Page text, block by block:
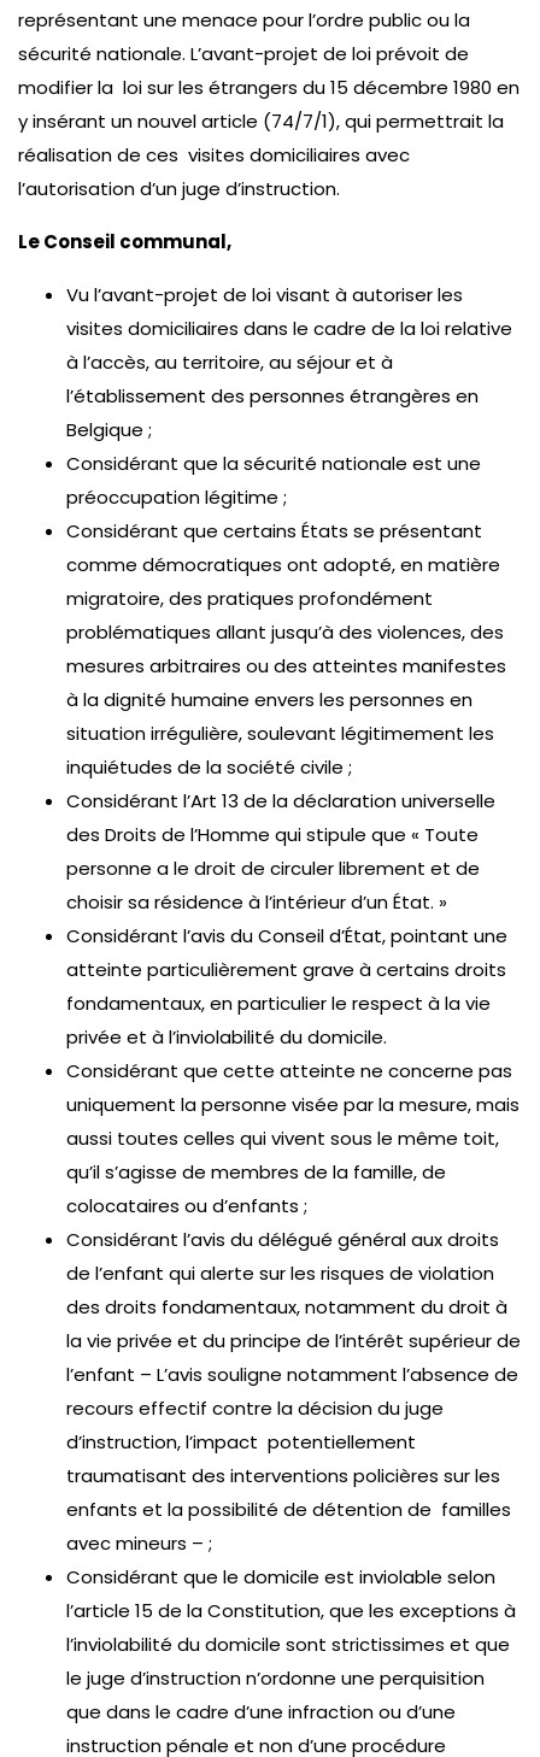
représentant une menace pour l’ordre public ou la
sécurité nationale. L’avant-projet de loi prévoit de
modifier la loi sur les étrangers du 15 décembre 1980 en
y insérant un nouvel article (74/7/1), qui permettrait la
réalisation de ces visites domiciliaires avec
l’autorisation d’un juge d’instruction.
Le Conseil communal,
Vu l’avant-projet de loi visant à autoriser les
visites domiciliaires dans le cadre de la loi relative
à l’accès, au territoire, au séjour et à
l’établissement des personnes étrangères en
Belgique ;
Considérant que la sécurité nationale est une
préoccupation légitime ;
Considérant que certains États se présentant
comme démocratiques ont adopté, en matière
migratoire, des pratiques profondément
problématiques allant jusqu’à des violences, des
mesures arbitraires ou des atteintes manifestes
à la dignité humaine envers les personnes en
situation irrégulière, soulevant légitimement les
inquiétudes de la société civile ;
Considérant l’Art 13 de la déclaration universelle
des Droits de l’Homme qui stipule que « Toute
personne a le droit de circuler librement et de
choisir sa résidence à l’intérieur d’un État. »
Considérant l’avis du Conseil d’État, pointant une
atteinte particulièrement grave à certains droits
fondamentaux, en particulier le respect à la vie
privée et à l’inviolabilité du domicile.
Considérant que cette atteinte ne concerne pas
uniquement la personne visée par la mesure, mais
aussi toutes celles qui vivent sous le même toit,
qu’il s’agisse de membres de la famille, de
colocataires ou d’enfants ;
Considérant l’avis du délégué général aux droits
de l’enfant qui alerte sur les risques de violation
des droits fondamentaux, notamment du droit à
la vie privée et du principe de l’intérêt supérieur de
l’enfant – L’avis souligne notamment l’absence de
recours effectif contre la décision du juge
d’instruction, l’impact potentiellement
traumatisant des interventions policières sur les
enfants et la possibilité de détention de familles
avec mineurs – ;
Considérant que le domicile est inviolable selon
l’article 15 de la Constitution, que les exceptions à
l’inviolabilité du domicile sont strictissimes et que
le juge d’instruction n’ordonne une perquisition
que dans le cadre d’une infraction ou d’une
instruction pénale et non d’une procédure